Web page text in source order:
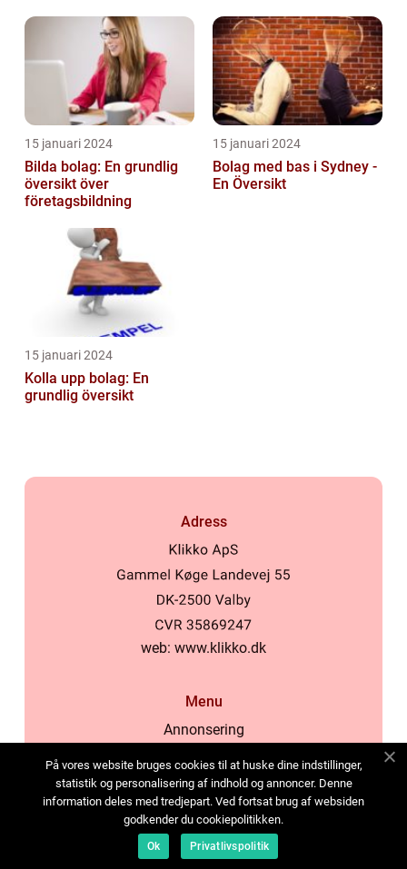
15 januari 2024
Bilda bolag: En grundlig
översikt över
företagsbildning
15 januari 2024
Bolag med bas i Sydney -
En Översikt
15 januari 2024
Kolla upp bolag: En
grundlig översikt
Adress
web: www.klikko.dk
Menu
Annonsering
Cookies
Kontakta oss
Sitemap
På vores website bruges cookies til at huske dine indstillinger,
statistik og personalisering af indhold og annoncer. Denne
information deles med tredjepart. Ved fortsat brug af websiden
godkender du cookiepolitikken.
Ok Privatlivspolitik